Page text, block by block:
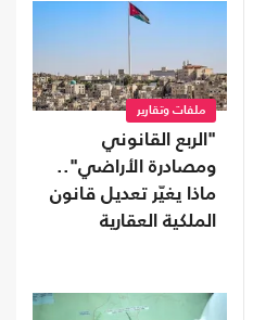
ملفات وتقارير
"الربع القانوني
ومصادرة الأراضي"..
ماذا يغيّر تعديل قانون
الملكية العقارية